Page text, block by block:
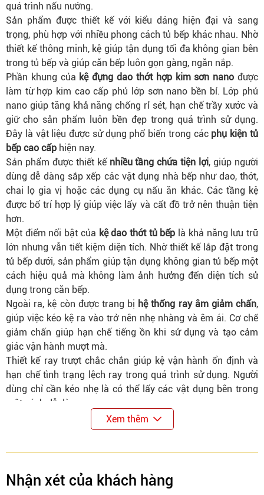
quá trình nấu nướng.
Sản phẩm được thiết kế với kiểu dáng hiện đại và sang
trọng, phù hợp với nhiều phong cách tủ bếp khác nhau. Nhờ
thiết kế thông minh, kệ giúp tận dụng tối đa không gian bên
trong tủ bếp và giúp căn bếp luôn gọn gàng, ngăn nắp.
Phần khung của kệ đựng dao thớt hợp kim sơn nano được
làm từ hợp kim cao cấp phủ lớp sơn nano bền bỉ. Lớp phủ
nano giúp tăng khả năng chống rỉ sét, hạn chế trầy xước và
giữ cho sản phẩm luôn bền đẹp trong quá trình sử dụng.
Đây là vật liệu được sử dụng phổ biến trong các phụ kiện tủ
bếp cao cấp hiện nay.
Sản phẩm được thiết kế nhiều tầng chứa tiện lợi, giúp người
dùng dễ dàng sắp xếp các vật dụng nhà bếp như dao, thớt,
chai lọ gia vị hoặc các dụng cụ nấu ăn khác. Các tầng kệ
được bố trí hợp lý giúp việc lấy và cất đồ trở nên thuận tiện
hơn.
Một điểm nổi bật của kệ dao thớt tủ bếp là khả năng lưu trữ
lớn nhưng vẫn tiết kiệm diện tích. Nhờ thiết kế lắp đặt trong
tủ bếp dưới, sản phẩm giúp tận dụng không gian tủ bếp một
cách hiệu quả mà không làm ảnh hưởng đến diện tích sử
dụng trong căn bếp.
Ngoài ra, kệ còn được trang bị hệ thống ray âm giảm chấn,
giúp việc kéo kệ ra vào trở nên nhẹ nhàng và êm ái. Cơ chế
giảm chấn giúp hạn chế tiếng ồn khi sử dụng và tạo cảm
giác vận hành mượt mà.
Thiết kế ray trượt chắc chắn giúp kệ vận hành ổn định và
hạn chế tình trạng lệch ray trong quá trình sử dụng. Người
dùng chỉ cần kéo nhẹ là có thể lấy các vật dụng bên trong
một cách dễ dàng.
kim sơn nanolà lựa chọn phù hợp cho các gia đình đang sử
bếp, tăng khả năng lưu trữ và mang lại sự tiện nghi trong
Xem thêm
Nhận xét của khách hàng